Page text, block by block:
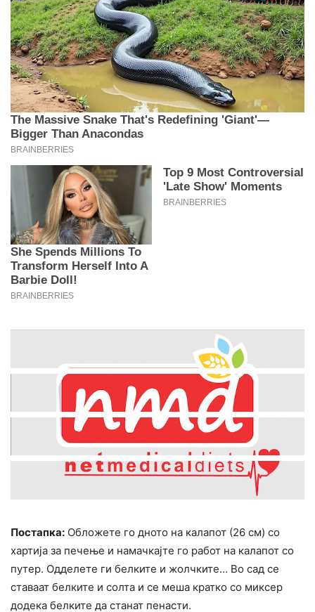
Постапка: Обложете го дното на калапот (26 см) со
хартија за печење и намачкајте го работ на калапот со
путер. Одделете ги белките и жолчките… Во сад се
ставаат белките и солта и се меша кратко со миксер
додека белките да станат пенасти.